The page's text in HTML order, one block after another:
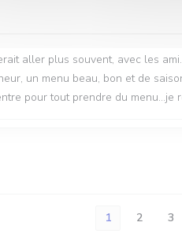
aller plus souvent, avec les
un menu beau, bon et de
pour tout prendre du menu...je
1 2 3